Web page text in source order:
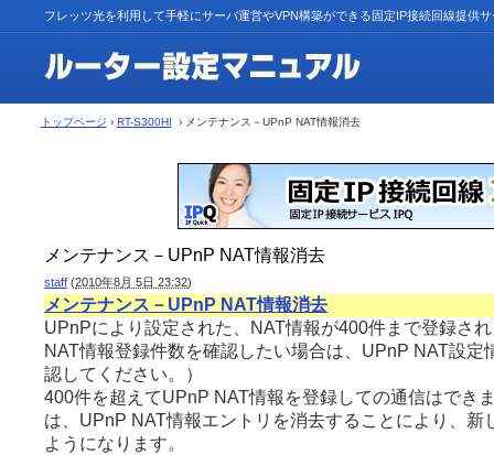
フレッツ光を利用して手軽にサーバ運営やVPN構築ができる固定IP接続回線提供
トップページ › RT-S300HI › メンテナンス－UPnP NAT情報消去
メンテナンス－UPnP NAT情報消去
staff (2010年8月 5日 23:32)
メンテナンス－UPnP NAT情報消去
UPnPにより設定された、NAT情報が400件まで登録さ
NAT情報登録件数を確認したい場合は、UPnP NAT設定
認してください。）
400件を超えてUPnP NAT情報を登録しての通信はでき
は、UPnP NAT情報エントリを消去することにより、新
ようになります。